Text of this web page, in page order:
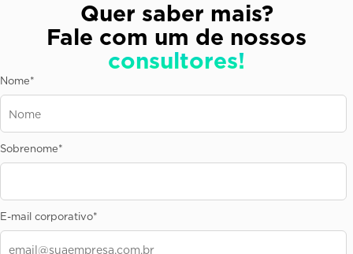
Quer saber mais?
Fale com um de nossos
consultores!
Nome*
Sobrenome*
E-mail corporativo*